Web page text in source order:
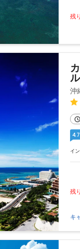
残
ル
沖
4.7
イ
残
キ